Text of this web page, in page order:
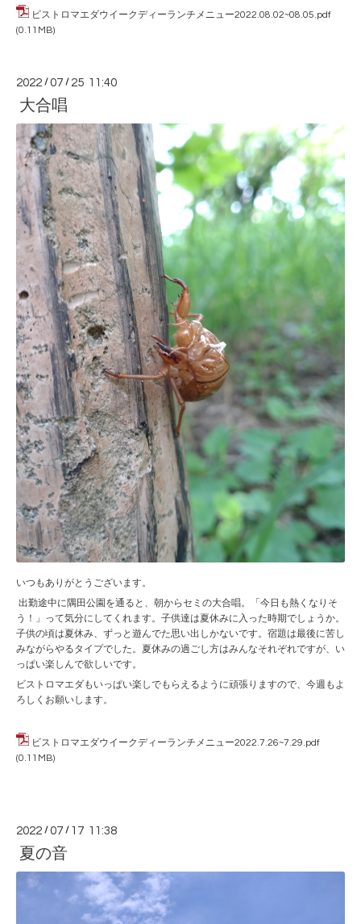
ビストロマエダウイークディーランチメニュー2022.08.02~08.05.pdf
(0.11MB)
2022 /07 / 25 11:40
大合唱
いつもありがとうございます。
出勤途中に隅田公園を通ると、朝からセミの大合唱。「今日も熱くなりそ
う！」って気分にしてくれます。子供達は夏休みに入った時期でしょうか。
子供の頃は夏休み、ずっと遊んでた思い出しかないです。宿題は最後に苦し
みながらやるタイプでした。夏休みの過ごし方はみんなそれぞれですが、い
っぱい楽しんで欲しいです。
ビストロマエダもいっぱい楽しでもらえるように頑張りますので、今週もよ
ろしくお願いします。
ビストロマエダウイークディーランチメニュー2022.7.26~7.29.pdf
(0.11MB)
2022 /07 / 17 11:38
夏の音